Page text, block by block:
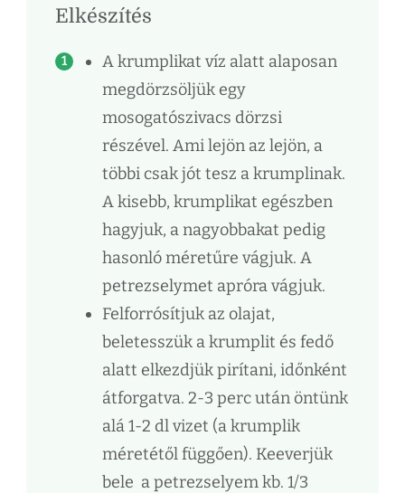
Elkészítés
A krumplikat víz alatt alaposan
megdörzsöljük egy
mosogatószivacs dörzsi
részével. Ami lejön az lejön, a
többi csak jót tesz a krumplinak.
A kisebb, krumplikat egészben
hagyjuk, a nagyobbakat pedig
hasonló méretűre vágjuk. A
petrezselymet apróra vágjuk.
Felforrósítjuk az olajat,
beletesszük a krumplit és fedő
alatt elkezdjük pirítani, időnként
átforgatva. 2-3 perc után öntünk
alá 1-2 dl vizet (a krumplik
méretétől függően). Keeverjük
bele a petrezselyem kb. 1/3